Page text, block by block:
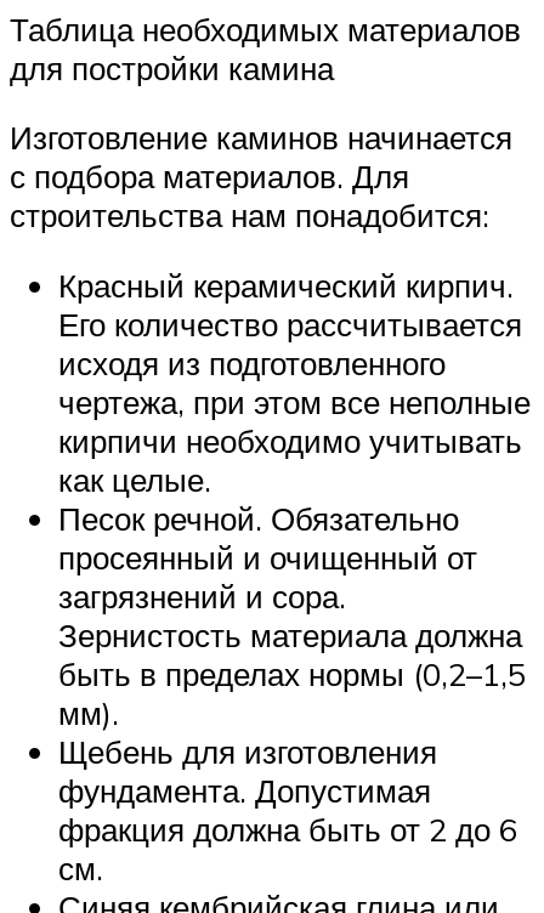
Таблица необходимых материалов
для постройки камина
Изготовление каминов начинается
с подбора материалов. Для
строительства нам понадобится:
Красный керамический кирпич.
Его количество рассчитывается
исходя из подготовленного
чертежа, при этом все неполные
кирпичи необходимо учитывать
как целые.
Песок речной. Обязательно
просеянный и очищенный от
загрязнений и сора.
Зернистость материала должна
быть в пределах нормы (0,2–1,5
мм).
Щебень для изготовления
фундамента. Допустимая
фракция должна быть от 2 до 6
см.